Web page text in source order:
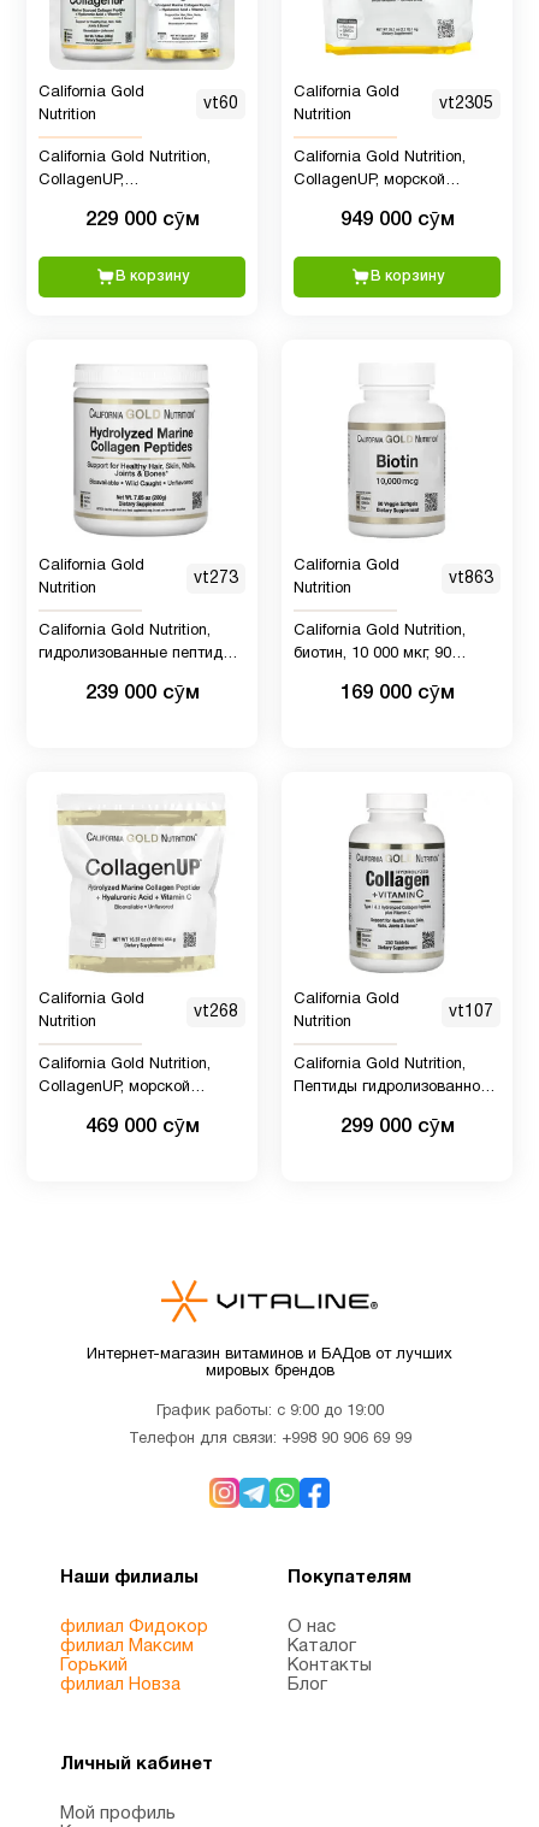
Железо 1
Женщинам
Здоровый
сон
Иммунитет
Кальции 3
Кальций
для
1
Кверцетин 1
Кожа 6
масло
Коллагены
Коэнзим
(CoQ10)
Красота 2
Микроэлементы 2
Новые
волосы
California Gold
Nutrition
vt60
California Gold Nutrition,
CollagenUP,
коллаген, гиалуроновая
вкусовых добавок, 204 г
229 000 сӯм
В корзину
California Gold
Nutrition
vt2305
California Gold Nutrition,
CollagenUP, морской
кислотой и витамином C, с
(2,2 фунта)
949 000 сӯм
В корзину
California Gold
Nutrition
vt273
California Gold Nutrition,
гидролизованные пептиды
добавок, 200 г
239 000 сӯм
California Gold
Nutrition
vt863
California Gold Nutrition,
биотин, 10 000 мкг, 90
169 000 сӯм
California Gold
Nutrition
vt268
California Gold Nutrition,
CollagenUP, морской
гиалуроновая кислота и
469 000 сӯм
California Gold
Nutrition
vt107
California Gold Nutrition,
Пептиды гидролизованного
типы 1 и 3, 250 таблеток
299 000 сӯм
Интернет-магазин витаминов и БАДов от лучших
мировых брендов
График работы: с 9:00 до 19:00
Телефон для связи: +998 90 906 69 99
Наши филиалы
филиал Фидокор
филиал Максим
Горький
филиал Новза
Покупателям
О нас
Каталог
Контакты
Блог
Личный кабинет
Мой профиль